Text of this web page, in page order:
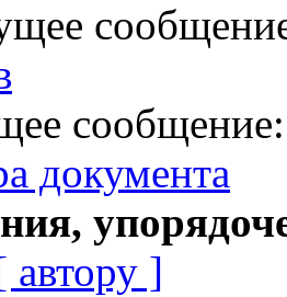
документа
автору ]